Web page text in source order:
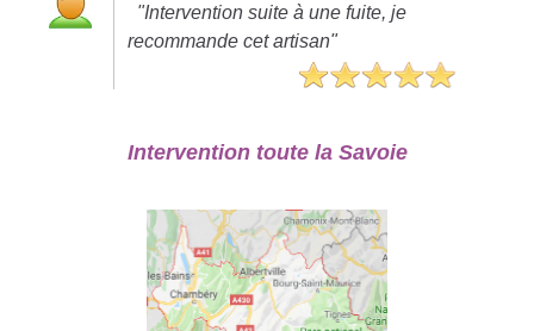
"Intervention suite à une fuite, je
recommande cet artisan"
Intervention toute la Savoie